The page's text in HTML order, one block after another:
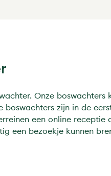
Onze
zijn in de
een online
een bezoekje kunnen